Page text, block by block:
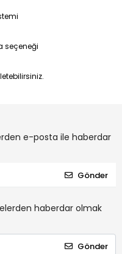
seçeneği
e-posta ile haberdar
Gönder
haberdar olmak
Gönder